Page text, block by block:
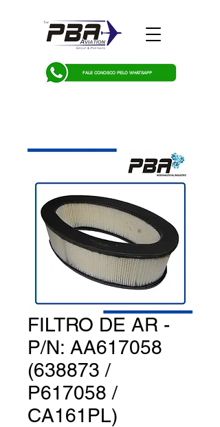
FALE CONOSCO PELO WHATSAPP
FILTRO DE AR -
P/N: AA617058
(638873 /
P617058 /
CA161PL)